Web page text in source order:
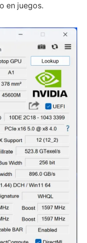
en juegos.